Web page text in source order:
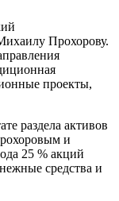
Прохорову.
проекты,
раздела активов
и
25 % акций
средства и